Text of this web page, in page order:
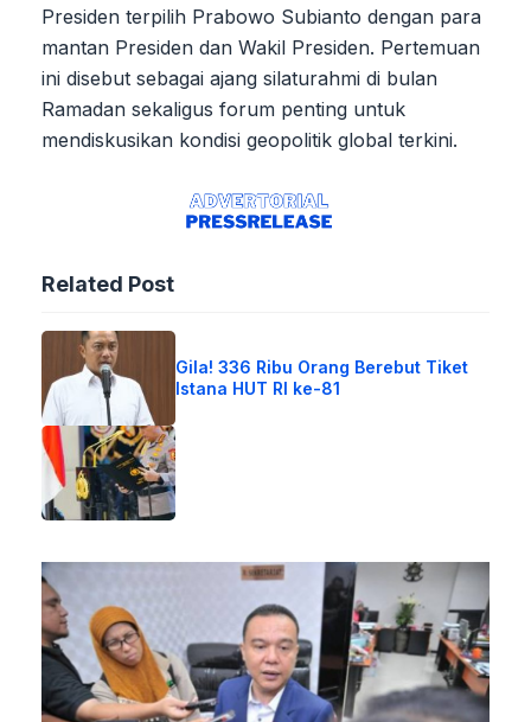
Presiden terpilih Prabowo Subianto dengan para
mantan Presiden dan Wakil Presiden. Pertemuan
ini disebut sebagai ajang silaturahmi di bulan
Ramadan sekaligus forum penting untuk
mendiskusikan kondisi geopolitik global terkini.
Related Post
Gila! 336 Ribu Orang Berebut Tiket
Istana HUT RI ke-81